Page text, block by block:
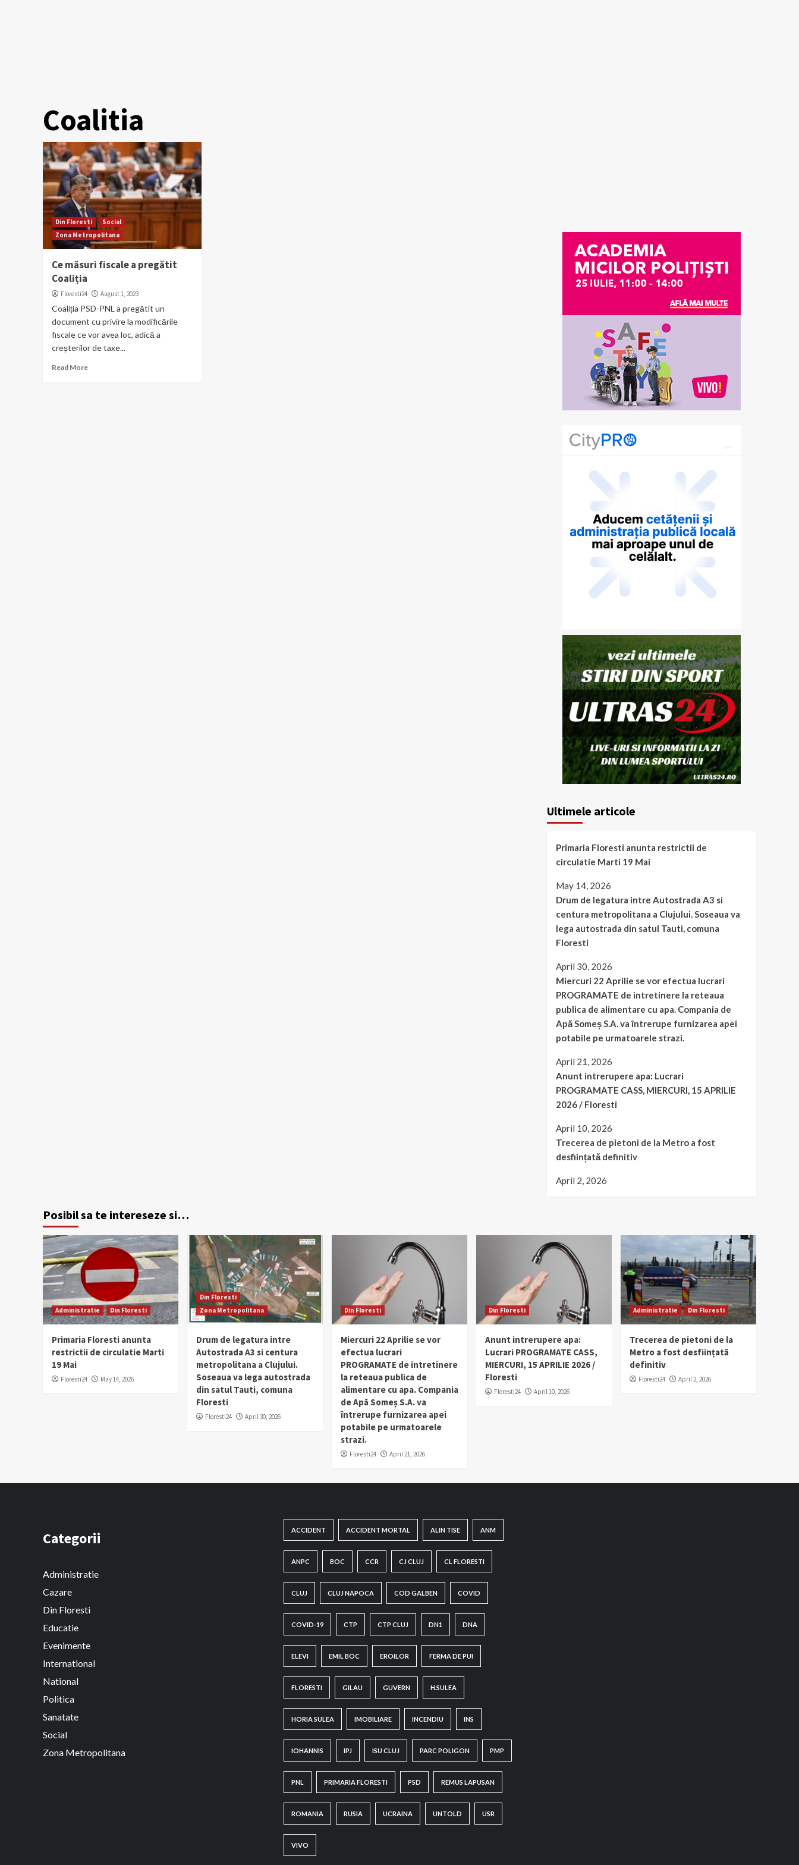
Coalitia
Din Floresti
Social
Zona Metropolitana
Ce măsuri fiscale a pregătit
Coaliția
Floresti24 August 1, 2023
Coaliția PSD-PNL a pregătit un
document cu privire la modificările
fiscale ce vor avea loc, adică a
creșterilor de taxe...
Read More
Ultimele articole
Primaria Floresti anunta restrictii de
circulatie Marti 19 Mai
May 14, 2026
Drum de legatura intre Autostrada A3 si
centura metropolitana a Clujului. Soseaua va
lega autostrada din satul Tauti, comuna
Floresti
April 30, 2026
Miercuri 22 Aprilie se vor efectua lucrari
PROGRAMATE de intretinere la reteaua
publica de alimentare cu apa. Compania de
Apă Someș S.A. va întrerupe furnizarea apei
potabile pe urmatoarele strazi.
April 21, 2026
Anunt intrerupere apa: Lucrari
PROGRAMATE CASS, MIERCURI, 15 APRILIE
2026 / Floresti
April 10, 2026
Trecerea de pietoni de la Metro a fost
desființată definitiv
April 2, 2026
Posibil sa te intereseze si…
Administratie Din Floresti
Primaria Floresti anunta
restrictii de circulatie Marti
19 Mai
Floresti24 May 14, 2026
Din Floresti
Zona Metropolitana
Drum de legatura intre
Autostrada A3 si centura
metropolitana a Clujului.
Soseaua va lega autostrada
din satul Tauti, comuna
Floresti
Floresti24 April 30, 2026
Din Floresti
Miercuri 22 Aprilie se vor
efectua lucrari
PROGRAMATE de intretinere
la reteaua publica de
alimentare cu apa. Compania
de Apă Someș S.A. va
întrerupe furnizarea apei
potabile pe urmatoarele
strazi.
Floresti24 April 21, 2026
Din Floresti
Anunt intrerupere apa:
Lucrari PROGRAMATE CASS,
MIERCURI, 15 APRILIE 2026 /
Floresti
Floresti24 April 10, 2026
Administratie Din Floresti
Trecerea de pietoni de la
Metro a fost desființată
definitiv
Floresti24 April 2, 2026
Categorii
Administratie
Cazare
Din Floresti
Educatie
Evenimente
International
National
Politica
Sanatate
Social
Zona Metropolitana
ACCIDENT ACCIDENT MORTAL ALIN TISE ANM
ANPC BOC CCR CJ CLUJ CL FLORESTI
CLUJ CLUJ NAPOCA COD GALBEN COVID
COVID-19 CTP CTP CLUJ DN1 DNA
ELEVI EMIL BOC EROILOR FERMA DE PUI
FLORESTI GILAU GUVERN H.SULEA
HORIA SULEA IMOBILIARE INCENDIU INS
IOHANNIS IPJ ISU CLUJ PARC POLIGON PMP
PNL PRIMARIA FLORESTI PSD REMUS LAPUSAN
ROMANIA RUSIA UCRAINA UNTOLD USR
VIVO